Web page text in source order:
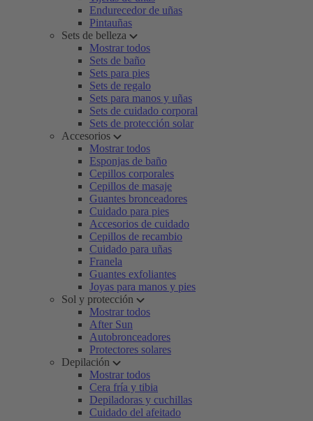
Endurecedor de uñas
Pintauñas
Sets de belleza
Mostrar todos
Sets de baño
Sets para pies
Sets de regalo
Sets para manos y uñas
Sets de cuidado corporal
Sets de protección solar
Accesorios
Mostrar todos
Esponjas de baño
Cepillos corporales
Cepillos de masaje
Guantes bronceadores
Cuidado para pies
Accesorios de cuidado
Cepillos de recambio
Cuidado para uñas
Franela
Guantes exfoliantes
Joyas para manos y pies
Sol y protección
Mostrar todos
After Sun
Autobronceadores
Protectores solares
Depilación
Mostrar todos
Cera fría y tibia
Depiladoras y cuchillas
Cuidado del afeitado